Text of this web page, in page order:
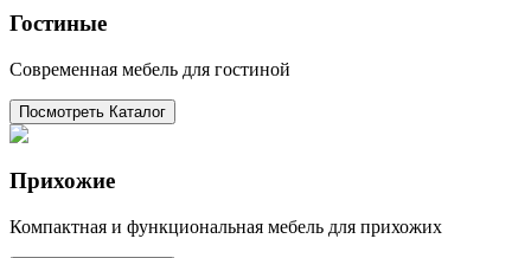
Гостиные
Современная мебель для гостиной
Посмотреть Каталог
Прихожие
Компактная и функциональная мебель для прихожих